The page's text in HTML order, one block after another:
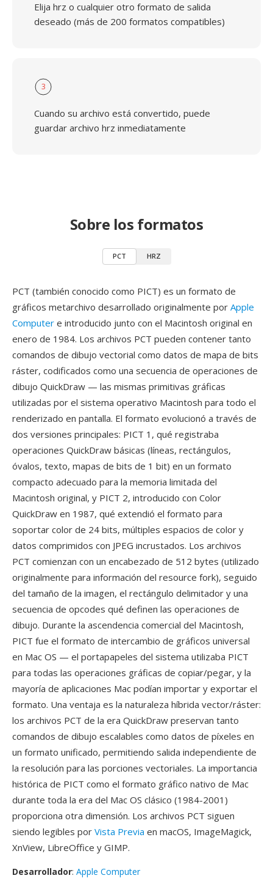
Elija hrz o cualquier otro formato de salida
deseado (más de 200 formatos compatibles)
3
Cuando su archivo está convertido, puede
guardar archivo hrz inmediatamente
Sobre los formatos
PCT HRZ
PCT (también conocido como PICT) es un formato de
gráficos metarchivo desarrollado originalmente por Apple
Computer e introducido junto con el Macintosh original en
enero de 1984. Los archivos PCT pueden contener tanto
comandos de dibujo vectorial como datos de mapa de bits
ráster, codificados como una secuencia de operaciones de
dibujo QuickDraw — las mismas primitivas gráficas
utilizadas por el sistema operativo Macintosh para todo el
renderizado en pantalla. El formato evolucionó a través de
dos versiones principales: PICT 1, qué registraba
operaciones QuickDraw básicas (líneas, rectángulos,
óvalos, texto, mapas de bits de 1 bit) en un formato
compacto adecuado para la memoria limitada del
Macintosh original, y PICT 2, introducido con Color
QuickDraw en 1987, qué extendió el formato para
soportar color de 24 bits, múltiples espacios de color y
datos comprimidos con JPEG incrustados. Los archivos
PCT comienzan con un encabezado de 512 bytes (utilizado
originalmente para información del resource fork), seguido
del tamaño de la imagen, el rectángulo delimitador y una
secuencia de opcodes qué definen las operaciones de
dibujo. Durante la ascendencia comercial del Macintosh,
PICT fue el formato de intercambio de gráficos universal
en Mac OS — el portapapeles del sistema utilizaba PICT
para todas las operaciones gráficas de copiar/pegar, y la
mayoría de aplicaciones Mac podían importar y exportar el
formato. Una ventaja es la naturaleza híbrida vector/ráster:
los archivos PCT de la era QuickDraw preservan tanto
comandos de dibujo escalables como datos de píxeles en
un formato unificado, permitiendo salida independiente de
la resolución para las porciones vectoriales. La importancia
histórica de PICT como el formato gráfico nativo de Mac
durante toda la era del Mac OS clásico (1984-2001)
proporciona otra dimensión. Los archivos PCT siguen
siendo legibles por Vista Previa en macOS, ImageMagick,
XnView, LibreOffice y GIMP.
Desarrollador: Apple Computer